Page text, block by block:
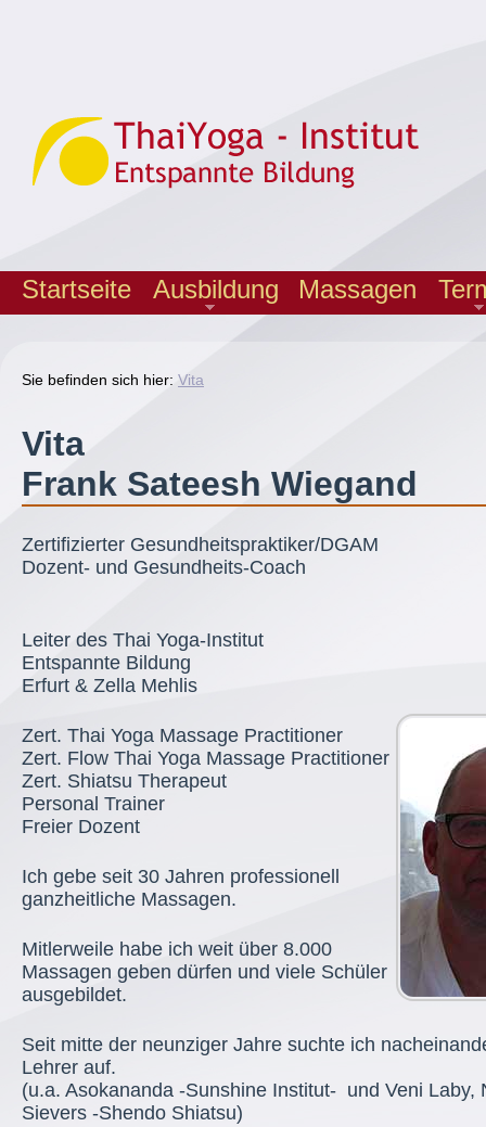
Startseite Ausbildung Massagen
Sie befinden sich hier: Vita
Vita
Frank Sateesh Wiegand
Zertifizierter Gesundheitspraktiker/DGAM
Dozent- und Gesundheits-Coach
Leiter des Thai Yoga-Institut
Entspannte Bildung
Erfurt & Zella Mehlis
Zert. Thai Yoga Massage Practitioner
Zert. Flow Thai Yoga Massage Practitioner
Zert. Shiatsu Therapeut
Personal Trainer
Freier Dozent
Ich gebe seit 30 Jahren professionell
ganzheitliche Massagen.
Mitlerweile habe ich weit über 8.000
Massagen geben dürfen und viele Schüler
ausgebildet.
Seit mitte der neunziger Jahre suchte ich
Lehrer auf.
(u.a. Asokananda -Sunshine Institut- und Veni Laby,
Sievers -Shendo Shiatsu)